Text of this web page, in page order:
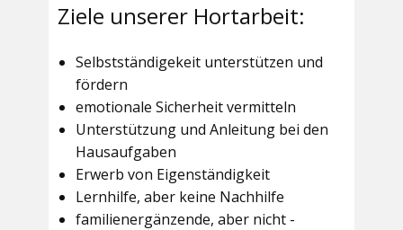
Ziele unserer Hortarbeit:
Selbstständigekeit unterstützen und
fördern
emotionale Sicherheit vermitteln
Unterstützung und Anleitung bei den
Hausaufgaben
Erwerb von Eigenständigkeit
Lernhilfe, aber keine Nachhilfe
familienergänzende, aber nicht -